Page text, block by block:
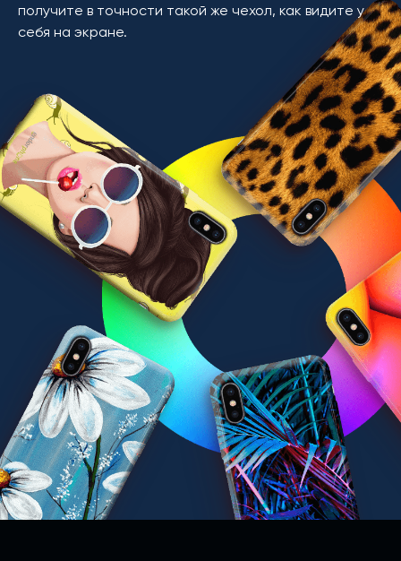
получите в точности такой же чехол, как видите у
себя на экране.